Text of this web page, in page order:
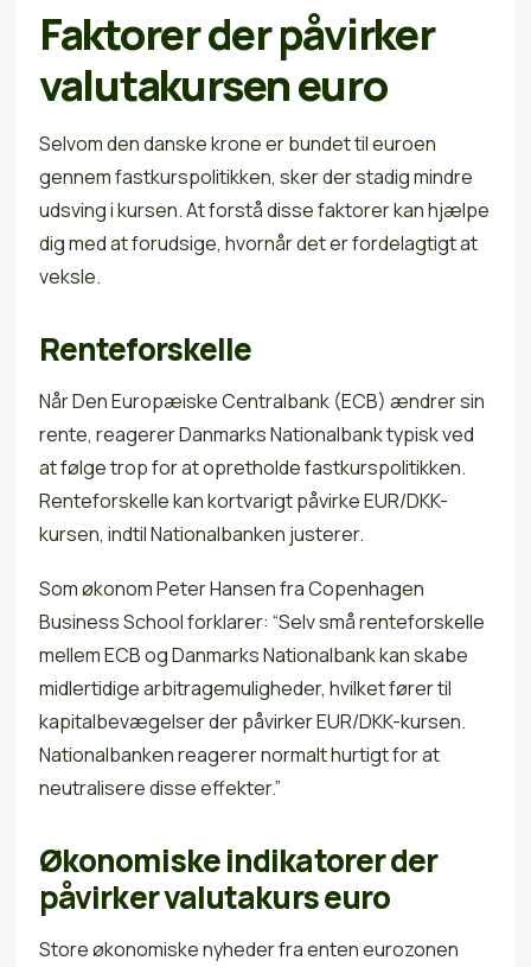
Faktorer der påvirker
valutakursen euro
Selvom den danske krone er bundet til euroen
gennem fastkurspolitikken, sker der stadig mindre
udsving i kursen. At forstå disse faktorer kan hjælpe
dig med at forudsige, hvornår det er fordelagtigt at
veksle.
Renteforskelle
Når Den Europæiske Centralbank (ECB) ændrer sin
rente, reagerer Danmarks Nationalbank typisk ved
at følge trop for at opretholde fastkurspolitikken.
Renteforskelle kan kortvarigt påvirke EUR/DKK-
kursen, indtil Nationalbanken justerer.
Som økonom Peter Hansen fra Copenhagen
Business School forklarer: “Selv små renteforskelle
mellem ECB og Danmarks Nationalbank kan skabe
midlertidige arbitragemuligheder, hvilket fører til
kapitalbevægelser der påvirker EUR/DKK-kursen.
Nationalbanken reagerer normalt hurtigt for at
neutralisere disse effekter.”
Økonomiske indikatorer der
påvirker valutakurs euro
Store økonomiske nyheder fra enten eurozonen